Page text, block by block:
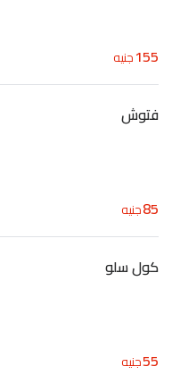
155جنيه
فتوش
85جنيه
كول سلو
55جنيه